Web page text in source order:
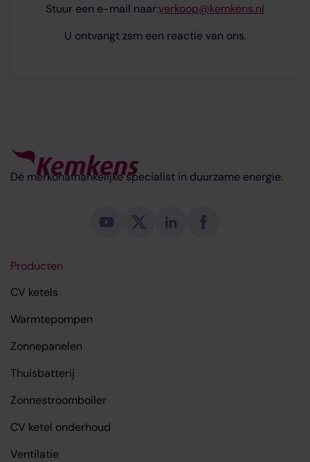
Stuur een e-mail naar:verkoop@kemkens.nl
U ontvangt zsm een reactie van ons.
Dé merkonafhankelijke specialist in duurzame energie.
Producten
CV ketels
Warmtepompen
Zonnepanelen
Thuisbatterij
Zonnestroomboiler
CV ketel onderhoud
Ventilatie